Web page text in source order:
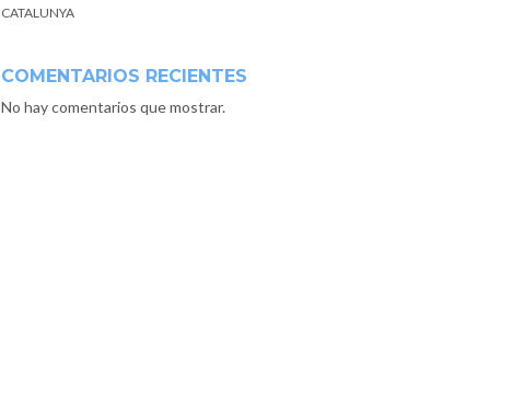
CATALUNYA
COMENTARIOS RECIENTES
No hay comentarios que mostrar.